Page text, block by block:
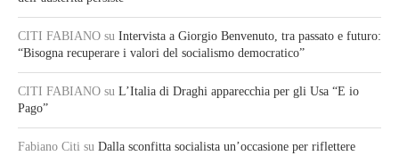
CITI FABIANO su Intervista a Giorgio Benvenuto, tra passato e futuro:
“Bisogna recuperare i valori del socialismo democratico”
CITI FABIANO su L’Italia di Draghi apparecchia per gli Usa “E io
Pago”
Fabiano Citi su Dalla sconfitta socialista un’occasione per riflettere